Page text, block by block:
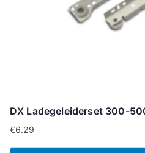
DX Ladegeleiderset 300-
€6.29